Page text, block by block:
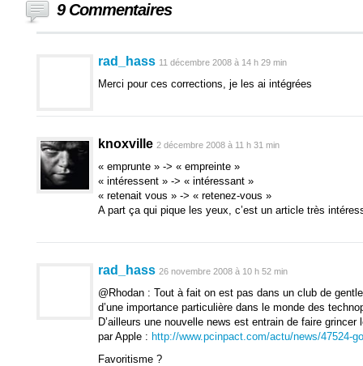
9 Commentaires
rad_hass 11 décembre 2008 à 14 h 29 min
Merci pour ces corrections, je les ai intégrées
knoxville 2 décembre 2008 à 11 h 31 min
« emprunte » -> « empreinte »
« intéressent » -> « intéressant »
« retenait vous » -> « retenez-vous »
A part ça qui pique les yeux, c’est un article très
rad_hass 26 novembre 2008 à 10 h 52 min
@Rhodan : Tout à fait on est pas dans un club de
d’une importance particulière dans le monde des
D’ailleurs une nouvelle news est entrain de faire
par Apple : http://www.pcinpact.com/actu/news/47524-
Favoritisme ?